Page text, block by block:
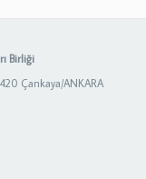
Birliği
Çankaya/ANKARA